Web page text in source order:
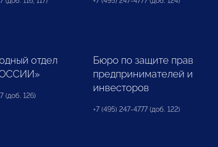
отдел
(доб. 126)
Бюро по защите прав
предпринимателей и
инвесторов
+7 (495) 247-4777 (доб. 122)